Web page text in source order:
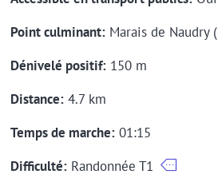
Point culminant:Marais de Naudry
Dénivelé positif:150 m
Distance:4.7 km
Temps de marche:01:15
Difficulté:Randonnée T1